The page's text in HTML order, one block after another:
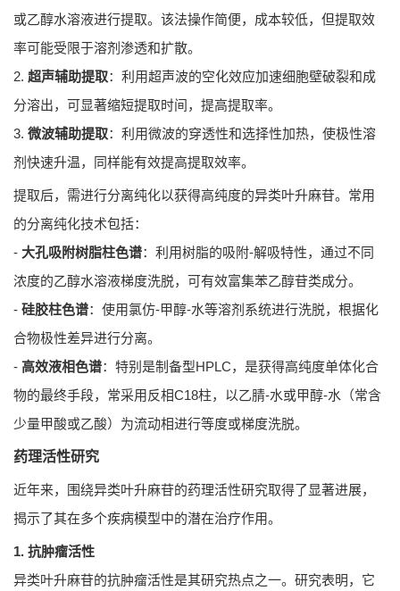
或乙醇水溶液进行提取。该法操作简便，成本较低，但提取效
率可能受限于溶剂渗透和扩散。
2. 超声辅助提取：利用超声波的空化效应加速细胞壁破裂和成
分溶出，可显著缩短提取时间，提高提取率。
3. 微波辅助提取：利用微波的穿透性和选择性加热，使极性溶
剂快速升温，同样能有效提高提取效率。
提取后，需进行分离纯化以获得高纯度的异类叶升麻苷。常用
的分离纯化技术包括：
- 大孔吸附树脂柱色谱：利用树脂的吸附-解吸特性，通过不同
浓度的乙醇水溶液梯度洗脱，可有效富集苯乙醇苷类成分。
- 硅胶柱色谱：使用氯仿-甲醇-水等溶剂系统进行洗脱，根据化
合物极性差异进行分离。
- 高效液相色谱：特别是制备型HPLC，是获得高纯度单体化合
物的最终手段，常采用反相C18柱，以乙腈-水或甲醇-水（常含
少量甲酸或乙酸）为流动相进行等度或梯度洗脱。
药理活性研究
近年来，围绕异类叶升麻苷的药理活性研究取得了显著进展，
揭示了其在多个疾病模型中的潜在治疗作用。
1. 抗肿瘤活性
异类叶升麻苷的抗肿瘤活性是其研究热点之一。研究表明，它